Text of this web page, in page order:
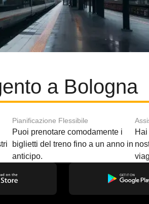
a Bologna
Pianificazione Flessibile
Puoi prenotare comodamente i
biglietti del treno fino a un anno in
anticipo.